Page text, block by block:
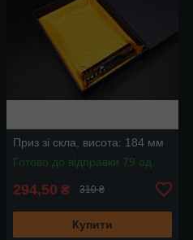
Приз зі скла, висота: 184 мм
Готово до відправки 79 од.
294,50 ₴ 310 ₴
Купити